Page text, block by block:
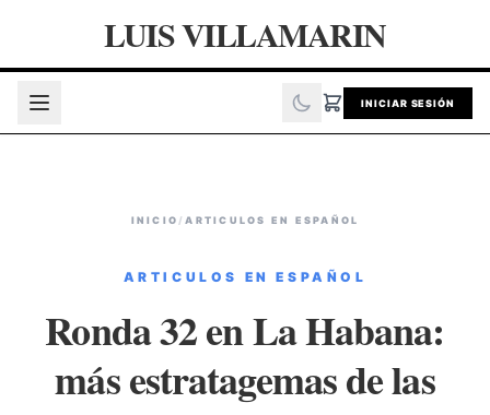
LUIS VILLAMARIN
INICIAR SESIÓN
INICIO /ARTICULOS EN ESPAÑOL
ARTICULOS EN ESPAÑOL
Ronda 32 en La Habana:
más estratagemas de las